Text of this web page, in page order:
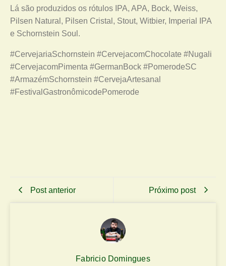
Lá são produzidos os rótulos IPA, APA, Bock, Weiss,
Pilsen Natural, Pilsen Cristal, Stout, Witbier, Imperial IPA
e Schornstein Soul.
#CervejariaSchornstein #CervejacomChocolate #Nugali
#CervejacomPimenta #GermanBock #PomerodeSC
#ArmazémSchornstein #CervejaArtesanal
#FestivalGastronômicodePomerode
Post anterior Próximo post
Fabricio Domingues